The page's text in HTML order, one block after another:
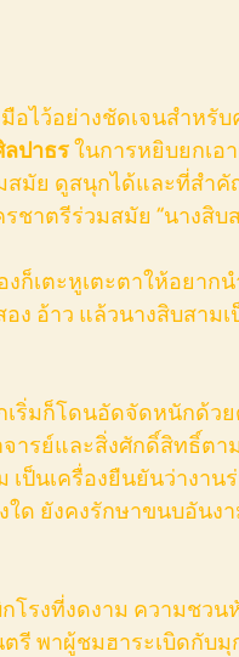
งคงฝีไม้ลายมือไว้อย่างชัดเ
ปาธร ในการหยิบยกเอ
สมัย ดูสนุกได้และที่สำ
ชาตรีร่วมสมัย “นางสิบ
อ้าว แล้วนางสิบสามเ
เริ่มก็โดนอัดจัดหนักด้ว
จารย์และสิ่งศักดิ์สิทธิ์ต
เป็นเครื่องยืนยันว่างา
ใด ยังคงรักษาขนบอันง
โรงที่งดงาม ความชว
รี พาผู้ชมฮาระเบิดกับ